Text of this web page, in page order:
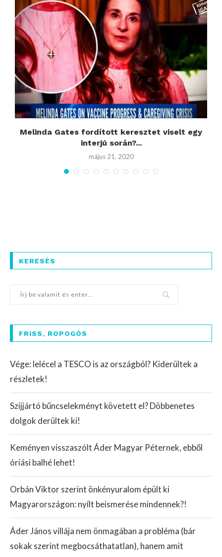
Melinda Gates fordított keresztet viselt egy
interjú során?...
május 21, 2020
KERESÉS
FRISS, ROPOGÓS
Vége: lelécel a TESCO is az országból? Kiderültek a
részletek!
Szijjártó bűncselekményt követett el? Döbbenetes
dolgok derültek ki!
Keményen visszaszólt Áder Magyar Péternek, ebből
óriási balhé lehet!
Orbán Viktor szerint önkényuralom épült ki
Magyarországon: nyílt beismerése mindennek?!
Áder János villája nem önmagában a probléma (bár
sokak szerint megbocsáthatatlan), hanem amit